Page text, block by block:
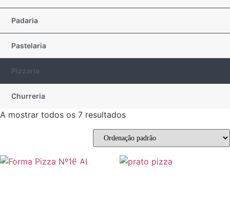
Padaria
Pastelaria
Pizzaria
Churreria
A mostrar todos os 7 resultados
Promoção!